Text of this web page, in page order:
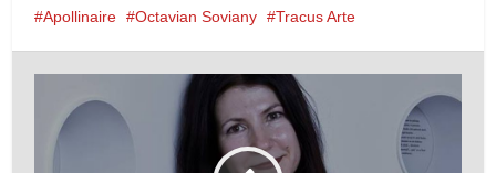
Apollinaire Octavian Soviany Tracus Arte